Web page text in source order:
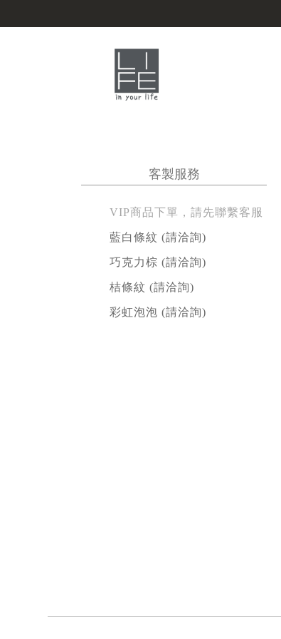
客製服務
VIP商品下單，請先聯繫客服
藍白條紋 (請洽詢)
巧克力棕 (請洽詢)
桔條紋 (請洽詢)
彩虹泡泡 (請洽詢)